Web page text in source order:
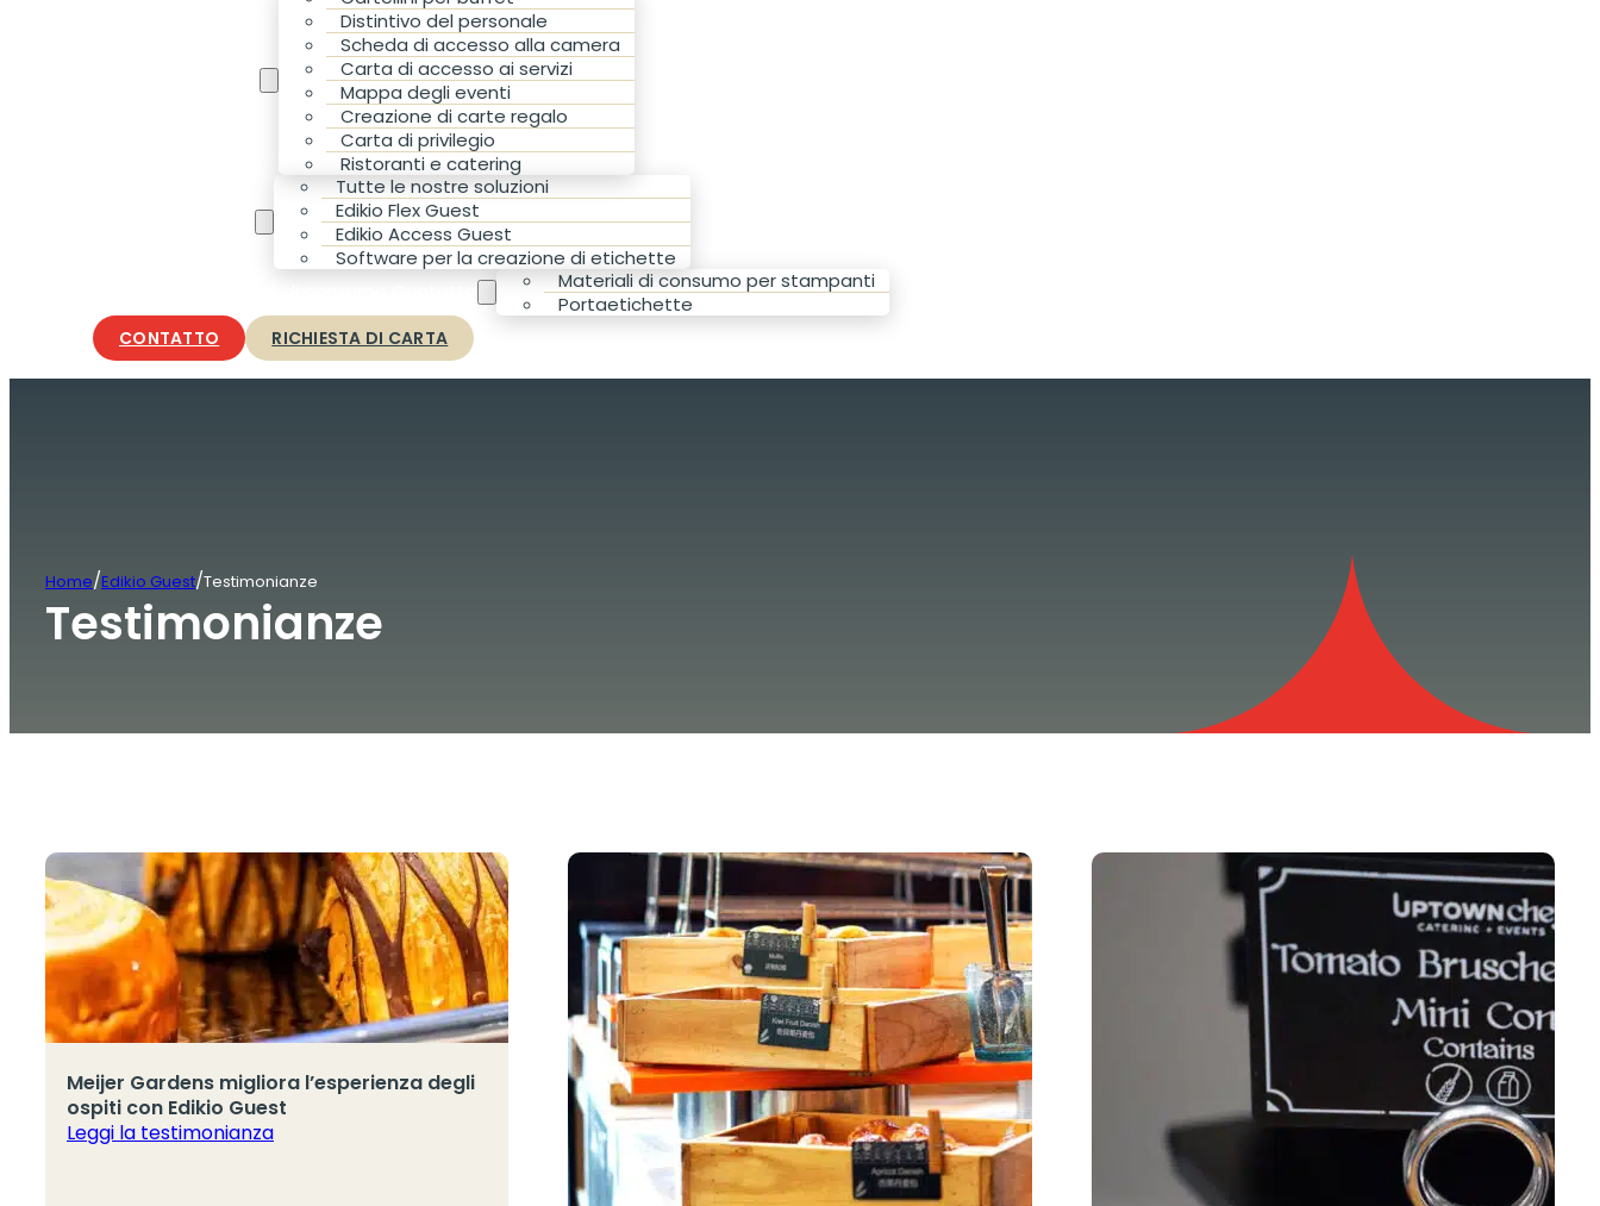
Distintivo del personale
Scheda di accesso alla camera
Carta di accesso ai servizi
Mappa degli eventi
Creazione di carte regalo
Carta di privilegio
Ristoranti e catering
Tutte le nostre soluzioni
Edikio Flex Guest
Edikio Access Guest
Software per la creazione di etichette
Materiali di consumo per stampanti
Portaetichette
CONTATTO RICHIESTA DI CARTA
Home/Edikio Guest/Testimonianze
Testimonianze
Meijer Gardens migliora l’esperienza degli
ospiti con Edikio Guest
Leggi la testimonianza